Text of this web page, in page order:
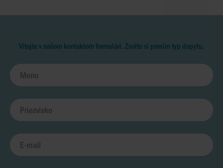
Vitajte v našom kontaktom formulári. Zvolte si prosím typ dopytu.